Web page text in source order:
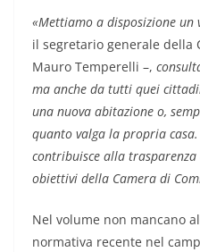
«Mettiamo a disposizione un
il segretario generale della
Mauro Temperelli –,
ma anche da tutti quei
una nuova abitazione o,
quanto valga la propria
contribuisce alla
obiettivi della Camera di
Nel volume non mancano
normativa recente nel